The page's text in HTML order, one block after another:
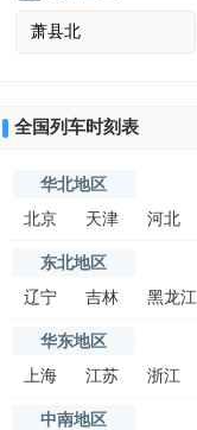
全国列车时刻表
华北地区
北京
天津 河北
东北地区
辽宁
吉林 黑龙江
华东地区
上海
江苏 浙江
中南地区